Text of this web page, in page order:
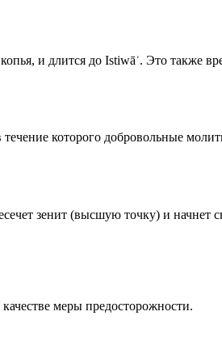
и длится до Istiwāʾ. Это также
которого добровольные
зенит (высшую точку) и
меры предосторожности.